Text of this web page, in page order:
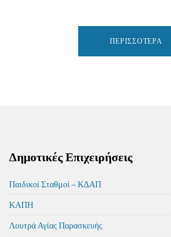
ΠΕΡΙΣΣΌΤΕΡΑ
Δημοτικές Επιχειρήσεις
Παιδικοί Σταθμοί – ΚΔΑΠ
ΚΑΠΗ
Λουτρά Αγίας Παρασκευής